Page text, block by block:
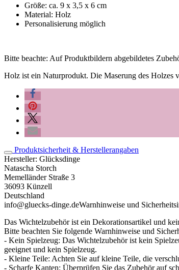
Größe: ca. 9 x 3,5 x 6 cm
Material: Holz
Personalisierung möglich
Bitte beachte: Auf Produktbildern abgebildetes
Holz ist ein Naturprodukt. Die Maserung des Holzes
Produktsicherheit & Herstellerangaben
Hersteller: Glücksdinge
Natascha Storch
Memelländer Straße 3
36093 Künzell
Deutschland
info@gluecks-dinge.deWarnhinweise und
Das Wichtelzubehör ist ein Dekorationsartikel und
Bitte beachten Sie folgende Warnhinweise und
- Kein Spielzeug: Das Wichtelzubehör ist kein
geeignet und kein Spielzeug.
- Kleine Teile: Achten Sie auf kleine Teile, die
- Scharfe Kanten: Überprüfen Sie das Zubehör auf